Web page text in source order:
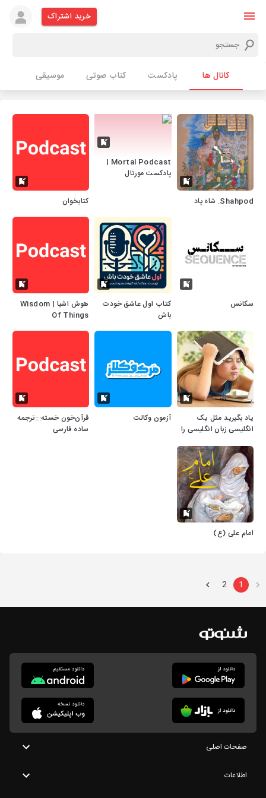
خرید اشتراک
کانال ها پادکست کتاب صوتی موسیقی
Shahpod. شاه پاد
Mortal Podcast |
پادکست مورتال
کتابخوان
سکانس
کتاب اول عاشق خودت
باش
هوش اشیا | Wisdom
Of Things
یاد بگیرید مثل یک
انگلیسی زبان انگلیسی را
آزمون وکالت
قرآن‌خون خسته:::ترجمه
ساده فارسی
امام علی (ع)
1
2
صفحات اصلی
اطلاعات